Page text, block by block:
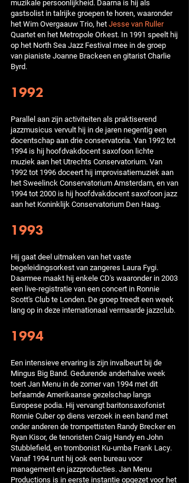
muzikale persoonlijkheid. Daarna is hij als
gastsolist in talrijke groepen te horen, waaronder
het Wim Overgaauw Trio, hetJesse van Ruller
Quartet en het Metropole Orkest. In 1991 speelt hij
op het North Sea Jazz Festival mee in de groep
van pianiste Joanne Brackeen en gitarist Charlie
Byrd.
1992
Parallel aan zijn activiteiten als praktiserend
jazzmusicus vervult hij in de jaren negentig een
docentschap aan drie conservatoria. Van 1992 tot
1994 is hij hoofdvakdocent saxofoon lichte
muziek aan het Utrechts Conservatorium. Van
1992 tot 1996 doceert hij improvisatiemuziek aan
het Sweelinck Conservatorium Amsterdam, en van
1994 tot 2000 is hij hoofdvakdocent saxofoon jazz
aan het Koninklijk Conservatorium Den Haag.
1993
Hij gaat deel uitmaken van het vaste
begeleidingsorkest van zangeres Laura Fygi.
Daarmee maakt hij enkele CD's waaronder in 2003
een live-registratie van een concert in Ronnie
Scott's Club te Londen. De groep treedt een week
lang op in deze internationaal vermaarde jazzclub.
1994
Een intensieve ervaring is zijn invalbeurt bij de
Mingus Big Band. Gedurende anderhalve week
toert Jan Menu in de zomer van 1994 met dit
befaamde Amerikaanse gezelschap langs
Europese podia. Hij vervangt baritonsaxofonist
Ronnie Cuber op diens verzoek in een band met
onder anderen de trompettisten Randy Brecker en
Ryan Kisor, de tenoristen Craig Handy en John
Stubblefield, en trombonist Ku-umba Frank Lacy.
Vanaf 1994 runt hij ook een bureau voor
management en jazzproducties. Jan Menu
Productions is in eerste instantie opgezet voor het